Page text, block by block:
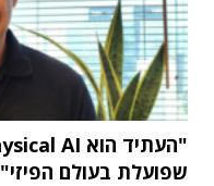
שפועלת בעולם הפיזי"